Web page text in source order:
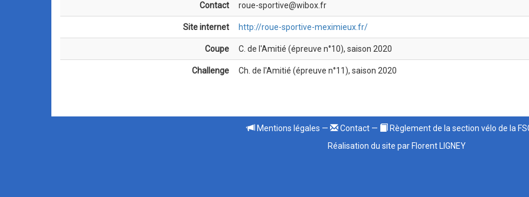
Contact roue-sportive@wibox.fr
Site internet http://roue-sportive-meximieux.fr/
Coupe C. de l'Amitié (épreuve n°10), saison 2020
Challenge Ch. de l'Amitié (épreuve n°11), saison 2020
Mentions légales — Contact—
Règlement de la section vélo de la
Réalisation du site par Florent LIGNEY